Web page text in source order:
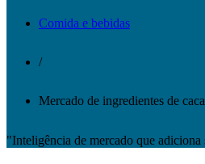
Comida e bebidas
/
Mercado de ingredientes de
"Inteligência de mercado que adiciona